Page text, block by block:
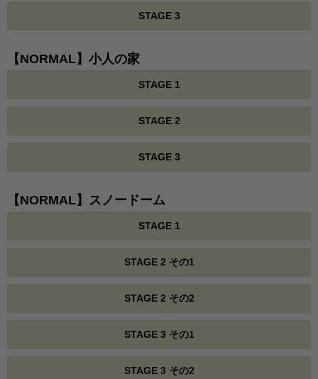
STAGE 3
【NORMAL】小人の家
STAGE 1
STAGE 2
STAGE 3
【NORMAL】スノードーム
STAGE 1
STAGE 2 その1
STAGE 2 その2
STAGE 3 その1
STAGE 3 その2